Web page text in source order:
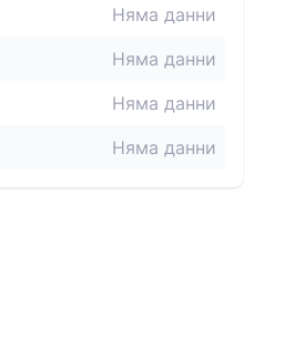
Няма данни
Няма данни
Няма данни
Няма данни